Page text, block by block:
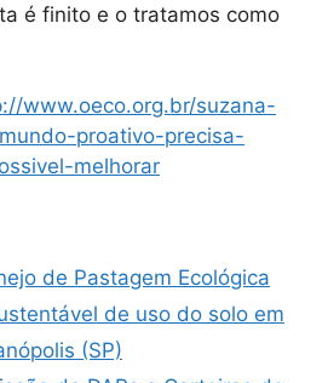
é finito e o tratamos como
www.oeco.org.br/suzana-
proativo-precisa-
melhorar
de Pastagem Ecológica
de uso do solo em
(SP)